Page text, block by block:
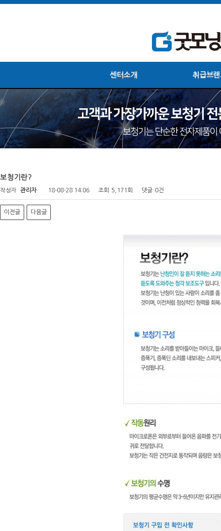
센터소개 취급브
보청기란?
작성자 관리자 18-08-28 14:06 조회 5,171회 댓글 0건
이전글 다음글